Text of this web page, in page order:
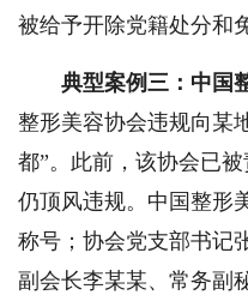
被给予开除党籍处分和
典型案例三：中国
整形美容协会违规向某
都”。此前，该协会已
仍顶风违规。中国整形
称号；协会党支部书记
副会长李某某、常务副